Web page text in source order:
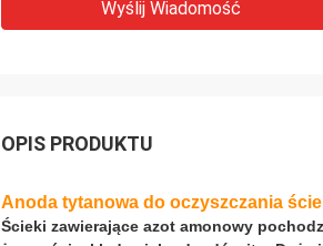
Wyślij Wiadomość
OPIS PRODUKTU
Anoda tytanowa do oczyszczania
Ścieki zawierające azot amonowy